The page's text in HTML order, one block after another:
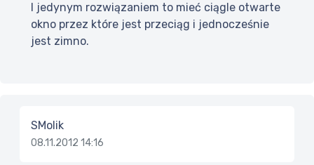
I jedynym rozwiązaniem to mieć ciągle otwarte
okno przez które jest przeciąg i jednocześnie
jest zimno.
SMolik
08.11.2012 14:16